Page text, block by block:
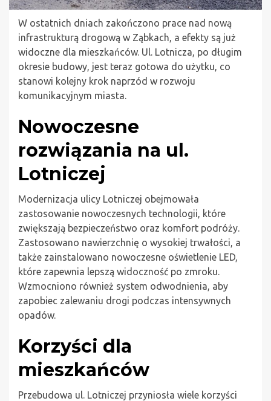
W ostatnich dniach zakończono prace nad nową
infrastrukturą drogową w Ząbkach, a efekty są już
widoczne dla mieszkańców. Ul. Lotnicza, po długim
okresie budowy, jest teraz gotowa do użytku, co
stanowi kolejny krok naprzód w rozwoju
komunikacyjnym miasta.
Nowoczesne
rozwiązania na ul.
Lotniczej
Modernizacja ulicy Lotniczej obejmowała
zastosowanie nowoczesnych technologii, które
zwiększają bezpieczeństwo oraz komfort podróży.
Zastosowano nawierzchnię o wysokiej trwałości, a
także zainstalowano nowoczesne oświetlenie LED,
które zapewnia lepszą widoczność po zmroku.
Wzmocniono również system odwodnienia, aby
zapobiec zalewaniu drogi podczas intensywnych
opadów.
Korzyści dla
mieszkańców
Przebudowa ul. Lotniczej przyniosła wiele korzyści